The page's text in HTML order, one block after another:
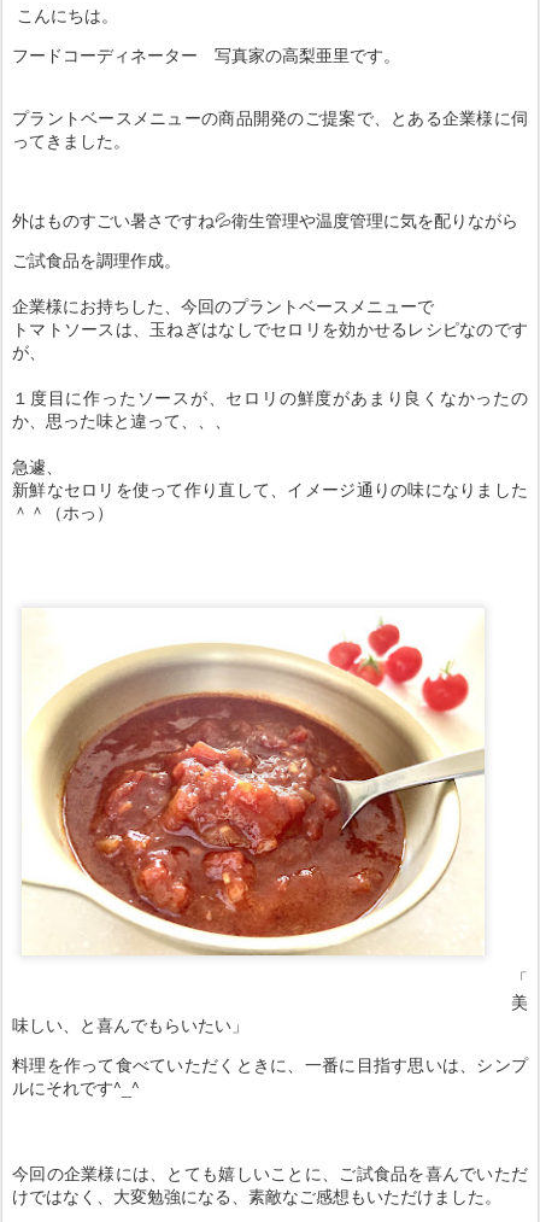
こんにちは。
フードコーディネーター 写真家の高梨亜里です。
プラントベースメニューの商品開発のご提案で、とある企業様に伺
ってきました。
外はものすごい暑さですね💦衛生管理や温度管理に気を配りながら
ご試食品を調理作成。
企業様にお持ちした、今回のプラントベースメニューで
トマトソースは、玉ねぎはなしでセロリを効かせるレシピなのです
が、
１度目に作ったソースが、セロリの鮮度があまり良くなかったの
か、思った味と違って、、、
急遽、
新鮮なセロリを使って作り直して、イメージ通りの味になりました
＾＾（ホっ）
「
美
味しい、と喜んでもらいたい」
料理を作って食べていただくときに、一番に目指す思いは、シンプ
ルにそれです^_^
今回の企業様には、とても嬉しいことに、ご試食品を喜んでいただ
けではなく、大変勉強になる、素敵なご感想もいただけました。